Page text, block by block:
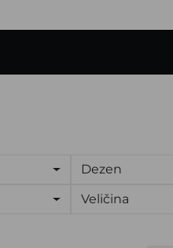
Dezen
Veličina